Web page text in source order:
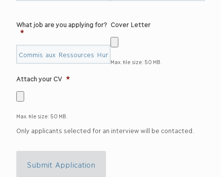
What job are you applying for?
*
Cover Letter
Max. file size: 50 MB.
Attach your CV *
Max. file size: 50 MB.
Only applicants selected for an interview will be contacted.
Submit Application